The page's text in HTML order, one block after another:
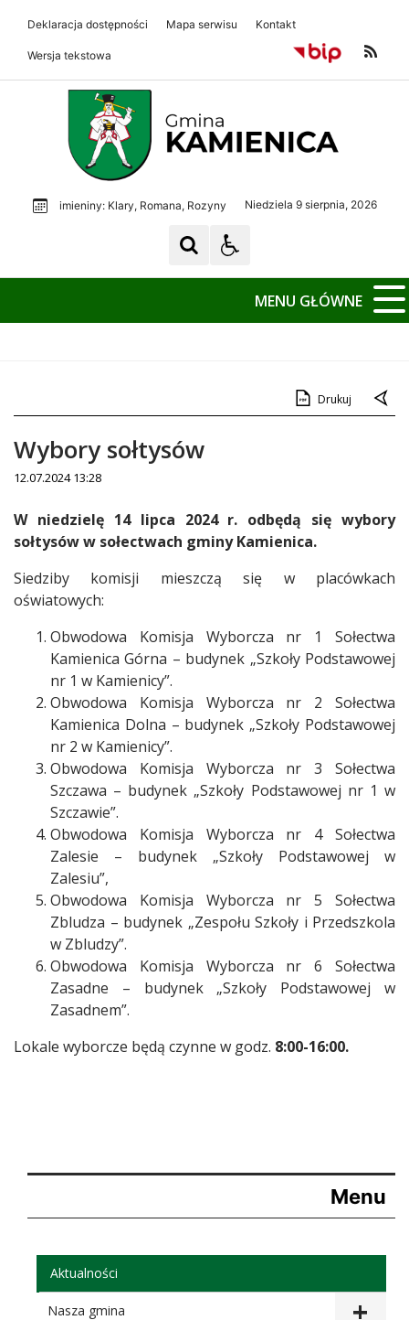
Deklaracja dostępności Mapa serwisu Kontakt
Wersja tekstowa
Gmina Kamienica
imieniny: Klary, Romana, Rozyny Niedziela 9 sierpnia, 2026
MENU GŁÓWNE
Drukuj
Wybory sołtysów
12.07.2024 13:28
Treść
W niedzielę 14 lipca 2024 r. odbędą się wybory
sołtysów w sołectwach gminy Kamienica.
Siedziby komisji mieszczą się w placówkach
oświatowych:
Obwodowa Komisja Wyborcza nr 1 Sołectwa
Kamienica Górna – budynek „Szkoły Podstawowej
nr 1 w Kamienicy”.
Obwodowa Komisja Wyborcza nr 2 Sołectwa
Kamienica Dolna – budynek „Szkoły Podstawowej
nr 2 w Kamienicy”.
Obwodowa Komisja Wyborcza nr 3 Sołectwa
Szczawa – budynek „Szkoły Podstawowej nr 1 w
Szczawie”.
Obwodowa Komisja Wyborcza nr 4 Sołectwa
Zalesie – budynek „Szkoły Podstawowej w
Zalesiu”,
Obwodowa Komisja Wyborcza nr 5 Sołectwa
Zbludza – budynek „Zespołu Szkoły i Przedszkola
w Zbludzy”.
Obwodowa Komisja Wyborcza nr 6 Sołectwa
Zasadne – budynek „Szkoły Podstawowej w
Zasadnem”.
Lokale wyborcze będą czynne w godz. 8:00-16:00.
Menu
Aktualności
Nasza gmina